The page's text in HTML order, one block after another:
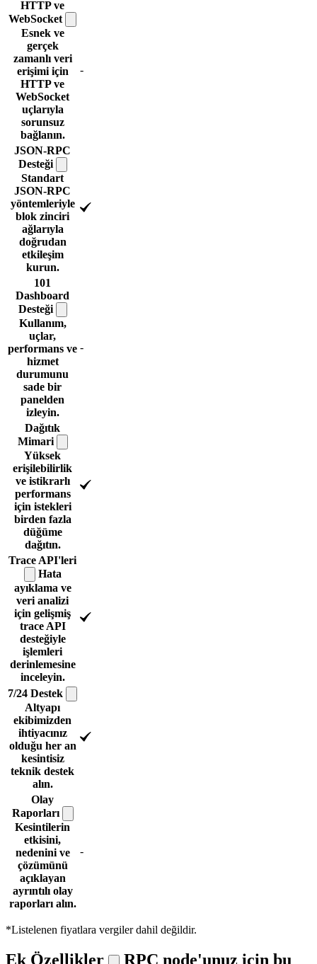
HTTP ve
WebSocket
Esnek ve
gerçek
zamanlı veri
erişimi için
HTTP ve
WebSocket
uçlarıyla
sorunsuz
bağlanın.
-
JSON-RPC
Desteği
Standart
JSON-RPC
yöntemleriyle
blok zinciri
ağlarıyla
doğrudan
etkileşim
kurun.
101
Dashboard
Desteği
Kullanım,
uçlar,
performans ve
hizmet
durumunu
sade bir
panelden
izleyin.
-
Dağıtık
Mimari
Yüksek
erişilebilirlik
ve istikrarlı
performans
için istekleri
birden fazla
düğüme
dağıtın.
Trace API'leri
Hata
ayıklama ve
veri analizi
için gelişmiş
trace API
desteğiyle
işlemleri
derinlemesine
inceleyin.
7/24 Destek
Altyapı
ekibimizden
ihtiyacınız
olduğu her an
kesintisiz
teknik destek
alın.
Olay
Raporları
Kesintilerin
etkisini,
nedenini ve
çözümünü
açıklayan
ayrıntılı olay
raporları alın.
-
*Listelenen fiyatlara vergiler dahil değildir.
Ek Özellikler
RPC node'unuz için bu